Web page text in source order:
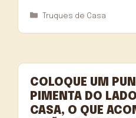
Categorias
Truques de Casa
COLOQUE UM
PIMENTA DO
CASA, O QUE